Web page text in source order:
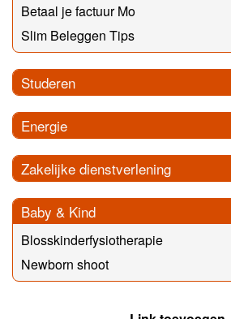
Betaal je factuur Mo
Slim Beleggen Tips
Studeren
Energie
Zakelijke dienstverlening
Baby & Kind
Blosskinderfysiotherapie
Newborn shoot